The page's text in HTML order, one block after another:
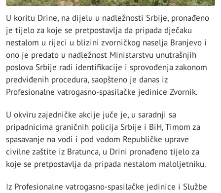
U koritu Drine, na dijelu u nadležnosti Srbije, pronađeno
je tijelo za koje se pretpostavlja da pripada dječaku
nestalom u rijeci u blizini zvorničkog naselja Branjevo i
ono je predato u nadležnost Ministarstvu unutrašnjih
poslova Srbije radi identifikacije i sprovođenja zakonom
predviđenih procedura, saopšteno je danas iz
Profesionalne vatrogasno-spasilačke jedinice Zvornik.
U okviru zajedničke akcije juče je, u saradnji sa
pripadnicima graničnih policija Srbije i BiH, Timom za
spasavanje na vodi i pod vodom Republičke uprave
civilne zaštite iz Bratunca, u Drini pronađeno tijelo za
koje se pretpostavlja da pripada nestalom maloljetniku.
Iz Profesionalne vatrogasno-spasilačke jedinice i Službe